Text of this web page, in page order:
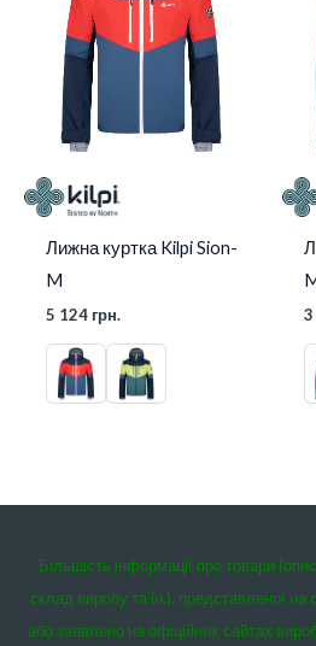
Лижна куртка Kilpi Sion-
M
5 124 грн.
Більшість інформації про товари
склад виробу та ін.), представленої на
або заявлено на офіційних сайтах